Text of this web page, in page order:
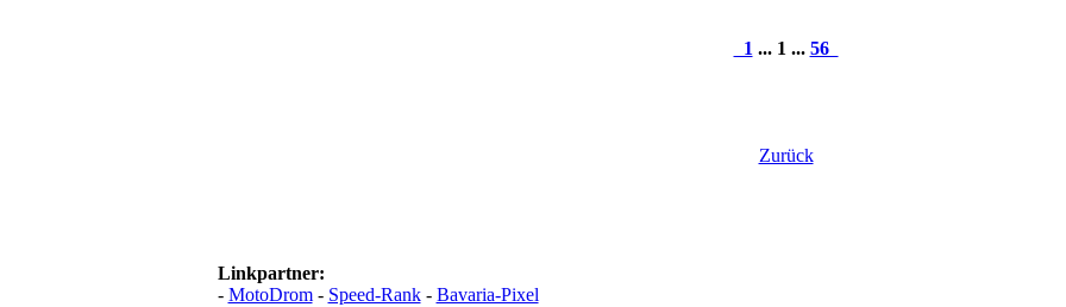
1 ... 1 ... 56
Zurück
Linkpartner:
- MotoDrom- Speed-Rank- Bavaria-Pixel